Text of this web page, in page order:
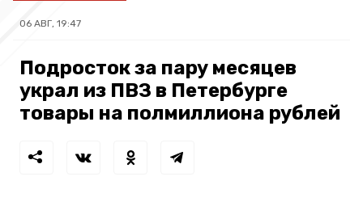
06 АВГ, 19:47
Подросток за пару месяцев
украл из ПВЗ в Петербурге
товары на полмиллиона рублей